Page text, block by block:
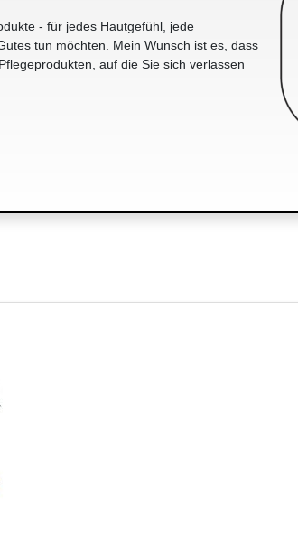
- für jedes Hautgefühl, jede
tun möchten. Mein Wunsch ist es, dass
auf die Sie sich verlassen